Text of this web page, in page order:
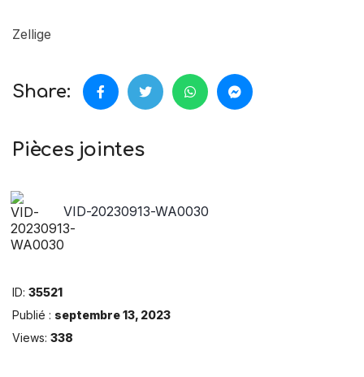
Zellige
Share:
Pièces jointes
VID-20230913-WA0030
ID: 35521
Publié : septembre 13, 2023
Views: 338